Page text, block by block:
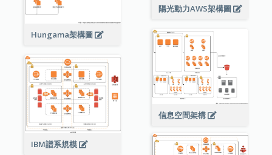
Hungama架構圖
陽光動力AWS架構圖
信息空間架構
IBM譜系規模